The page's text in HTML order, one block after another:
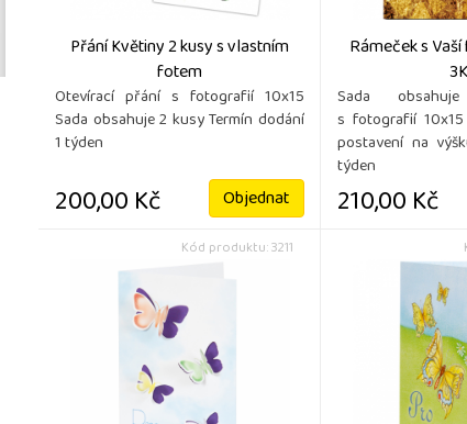
Přání Květiny 2 kusy s vlastním
fotem
Otevírací přání s fotografií 10x15
Sada obsahuje 2 kusy Termín dodání
1 týden
200,00 Kč Objednat
Rámeček s
Sada
s fotografií
postavení na
týden
210,00 Kč
Kód produktu: 3211